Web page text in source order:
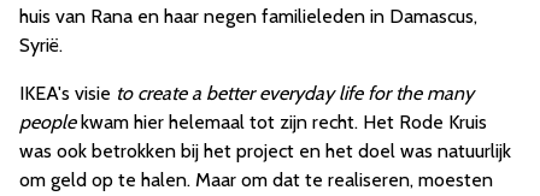
huis van Rana en haar negen familieleden in Damascus,
Syrië.
IKEA's visie to create a better everyday life for the many
peoplekwam hier helemaal tot zijn recht. Het Rode Kruis
was ook betrokken bij het project en het doel was natuurlijk
om geld op te halen. Maar om dat te realiseren, moesten